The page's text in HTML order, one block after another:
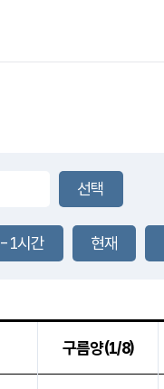
-1시간 현재
구름양(1/8)